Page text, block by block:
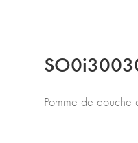
Pomme de douche